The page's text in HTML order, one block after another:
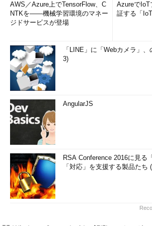
AWS／Azure上でTensorFlow、C
NTKを――機械学習環境のマネー
ジドサービスが登場
AzureでIoT
証する「
「LINE」に「Webカメラ」
3)
AngularJS
RSA Conference 2016に見る
「対応」を支援する製品たち